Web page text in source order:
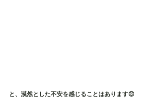
と、漠然とした不安を感じることはあります😊